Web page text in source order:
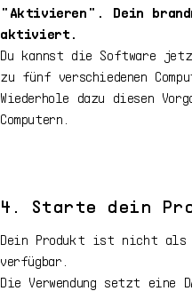
"Aktivieren". Dein
aktiviert.
Du kannst die Software
zu fünf verschiedenen
Wiederhole dazu diesen
Computern.
4. Starte dein
Dein Produkt ist nicht als
verfügbar.
Die Verwendung setzt eine